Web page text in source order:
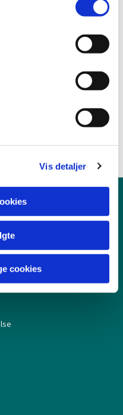
Vis detaljer
cookies